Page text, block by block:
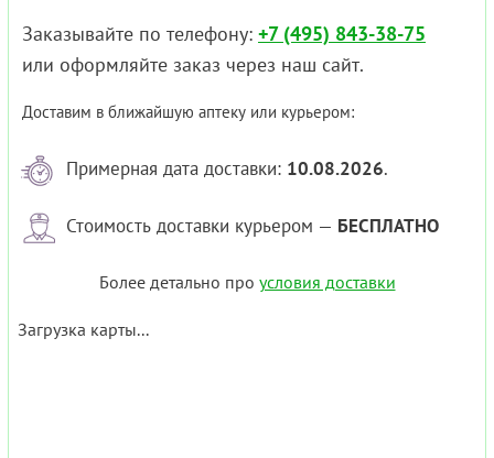
Заказывайте по телефону: +7 (495) 843-38-75
или оформляйте заказ через наш сайт.
Доставим в ближайшую аптеку или курьером:
Примерная дата доставки: 10.08.2026.
Стоимость доставки курьером — БЕСПЛАТНО
Более детально про условия доставки
Загрузка карты...